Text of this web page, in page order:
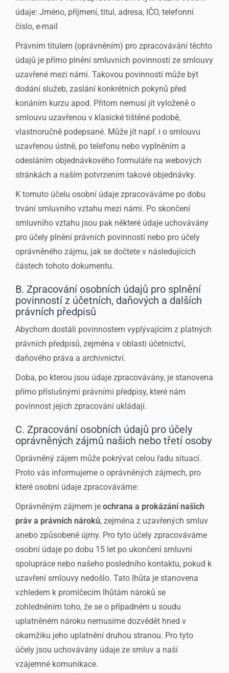
údaje: Jméno, příjmení, titul, adresa, IČO, telefonní
číslo, e-mail
Právním titulem (oprávněním) pro zpracovávání těchto
údajů je přímo plnění smluvních povinností ze smlouvy
uzavřené mezi námi. Takovou povinností může být
dodání služeb, zaslání konkrétních pokynů před
konáním kurzu apod. Přitom nemusí jít vyloženě o
smlouvu uzavřenou v klasické tištěné podobě,
vlastnoručně podepsané. Může jít např. i o smlouvu
uzavřenou ústně, po telefonu nebo vyplněním a
odesláním objednávkového formuláře na webových
stránkách a naším potvrzením takové objednávky.
K tomuto účelu osobní údaje zpracováváme po dobu
trvání smluvního vztahu mezi námi. Po skončení
smluvního vztahu jsou pak některé údaje uchovávány
pro účely plnění právních povinností nebo pro účely
oprávněného zájmu, jak se dočtete v následujících
částech tohoto dokumentu.
B. Zpracování osobních údajů pro splnění
povinností z účetních, daňových a dalších
právních předpisů
Abychom dostáli povinnostem vyplývajícím z platných
právních předpisů, zejména v oblasti účetnictví,
daňového práva a archivnictví.
Doba, po kterou jsou údaje zpracovávány, je stanovena
přímo příslušnými právními předpisy, které nám
povinnost jejich zpracování ukládají.
C. Zpracování osobních údajů pro účely
oprávněných zájmů našich nebo třetí osoby
Oprávněný zájem může pokrývat celou řadu situací.
Proto vás informujeme o oprávněných zájmech, pro
které osobní údaje zpracováváme:
Oprávněným zájmem je ochrana a prokázání našich
práv a právních nároků, zejména z uzavřených smluv
anebo způsobené újmy. Pro tyto účely zpracováváme
osobní údaje po dobu 15 let po ukončení smluvní
spolupráce nebo našeho posledního kontaktu, pokud k
uzavření smlouvy nedošlo. Tato lhůta je stanovena
vzhledem k promlčecím lhůtám nároků se
zohledněním toho, že se o případném u soudu
uplatněném nároku nemusíme dozvědět hned v
okamžiku jeho uplatnění druhou stranou. Pro tyto
účely jsou uchovávány údaje ze smluv a naší
vzájemné komunikace.